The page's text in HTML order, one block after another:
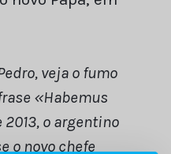
veja o fumo
«Habemus
o argentino
o novo chefe